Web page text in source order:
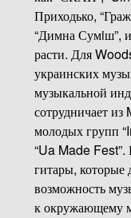
Приходько,
“Димна Сумiш”,
расти. Для
украинских
музыкальной
сотрудничает
молодых групп
“Ua Made Fest”.
гитары, которые
возможность
к окружающему